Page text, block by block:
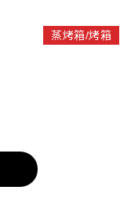
蒸烤箱/烤箱